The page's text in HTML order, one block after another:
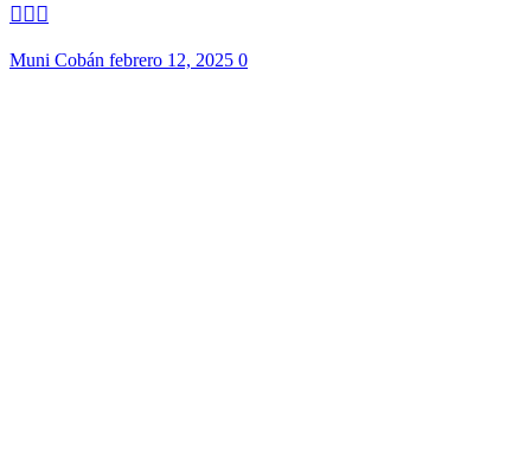
🏃🏻‍♀️
Muni Cobán febrero 12, 2025 0